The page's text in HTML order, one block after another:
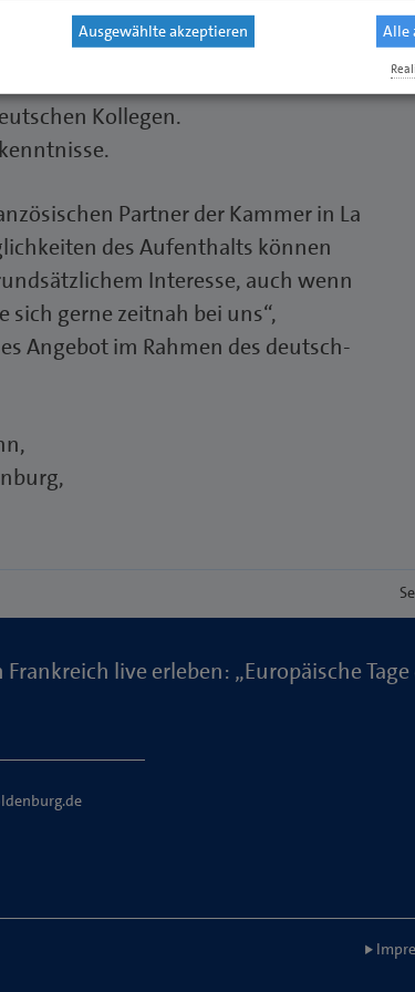
de Métiers et de l'Artisanat
erfolgt bei den
sein. Hier betreut eine
Kollegen.
Partner der Kammer in La
des Aufenthalts können
Interesse, auch wenn
sich gerne zeitnah bei uns“,
Angebot im Rahmen des deutsch-
Frankreich live erleben: „Europäische
Ausgewählte akzeptieren Alle